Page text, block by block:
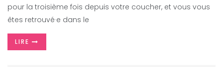
pour la troisième fois depuis votre coucher, et vous vous
êtes retrouvé·e dans le
LIRE